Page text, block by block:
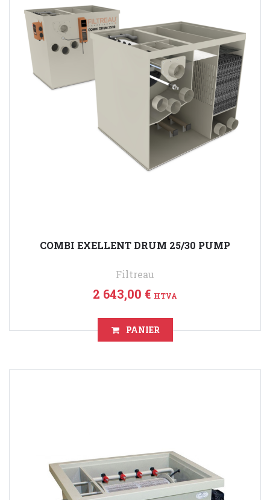
COMBI EXELLENT DRUM 25/30 PUMP
Filtreau
2 643,00 € HTVA
PANIER